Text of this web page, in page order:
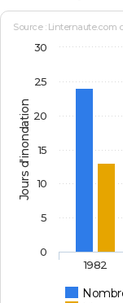
Jours d'inondation
Source : Linternaute.com
1982
0
5
10
15
20
25
30